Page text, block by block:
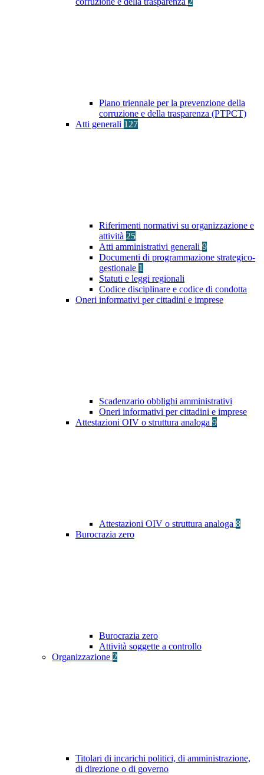
Piano triennale per la prevenzione della
corruzione e della trasparenza (PTPCT)
Atti generali 127
Riferimenti normativi su organizzazione e
attività 25
Atti amministrativi generali 9
Documenti di programmazione strategico-
gestionale 1
Statuti e leggi regionali
Codice disciplinare e codice di condotta
Oneri informativi per cittadini e imprese
Scadenzario obblighi amministrativi
Oneri informativi per cittadini e imprese
Attestazioni OIV o struttura analoga 9
Attestazioni OIV o struttura analoga 8
Burocrazia zero
Burocrazia zero
Attività soggette a controllo
Organizzazione 2
Titolari di incarichi politici, di amministrazione,
di direzione o di governo